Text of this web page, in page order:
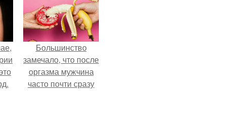
Большинство
замечало, что после
оргазма мужчина
часто почти сразу